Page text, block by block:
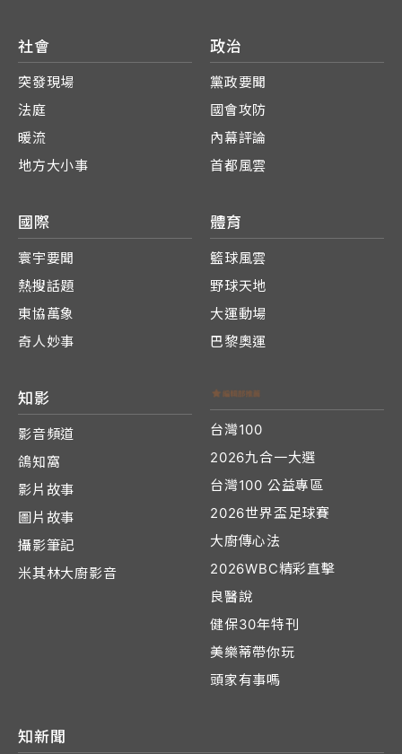
社會
突發現場
法庭
暖流
地方大小事
政治
黨政要聞
國會攻防
內幕評論
首都風雲
國際
寰宇要聞
熱搜話題
東協萬象
奇人妙事
體育
籃球風雲
野球天地
大運動場
巴黎奧運
知影
影音頻道
鴿知窩
影片故事
圖片故事
攝影筆記
米其林大廚影音
台灣100
2026九合一大選
台灣100 公益專區
2026世界盃足球賽
大廚傳心法
2026WBC精彩直擊
良醫說
健保30年特刊
美樂蒂帶你玩
頭家有事嗎
知新聞